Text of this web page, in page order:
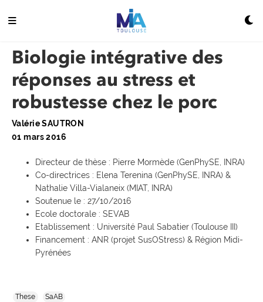
Biologie intégrative des
réponses au stress et
robustesse chez le porc
Valérie SAUTRON
01 mars 2016
Directeur de thèse : Pierre Mormède (GenPhySE, INRA)
Co-directrices : Elena Terenina (GenPhySE, INRA) &
Nathalie Villa-Vialaneix (MIAT, INRA)
Soutenue le : 27/10/2016
Ecole doctorale : SEVAB
Etablissement : Université Paul Sabatier (Toulouse III)
Financement : ANR (projet SusOStress) & Région Midi-
Pyrénées
These SaAB